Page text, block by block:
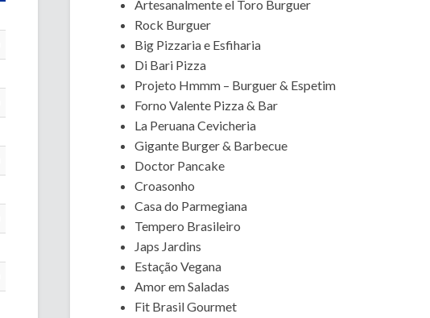
Artesanalmente el Toro Burguer
Rock Burguer
Big Pizzaria e Esfiharia
Di Bari Pizza
Projeto Hmmm – Burguer & Espetim
Forno Valente Pizza & Bar
La Peruana Cevicheria
Gigante Burger & Barbecue
Doctor Pancake
Croasonho
Casa do Parmegiana
Tempero Brasileiro
Japs Jardins
Estação Vegana
Amor em Saladas
Fit Brasil Gourmet